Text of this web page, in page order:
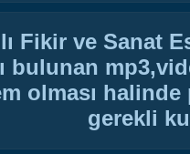
Fikir ve Sanat
bulunan
olması
gerekli